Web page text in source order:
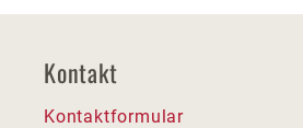
Kontakt
Kontaktformular